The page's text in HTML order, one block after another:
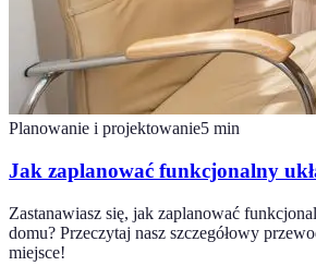
Planowanie i projektowanie5 min
Jak zaplanować funkcjonalny
Zastanawiasz się, jak zaplanować
domu? Przeczytaj nasz szczegółowy
miejsce!